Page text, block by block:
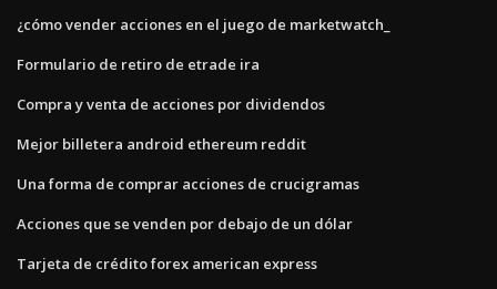
¿cómo vender acciones en el juego de marketwatch_
Formulario de retiro de etrade ira
Compra y venta de acciones por dividendos
Mejor billetera android ethereum reddit
Una forma de comprar acciones de crucigramas
Acciones que se venden por debajo de un dólar
Tarjeta de crédito forex american express